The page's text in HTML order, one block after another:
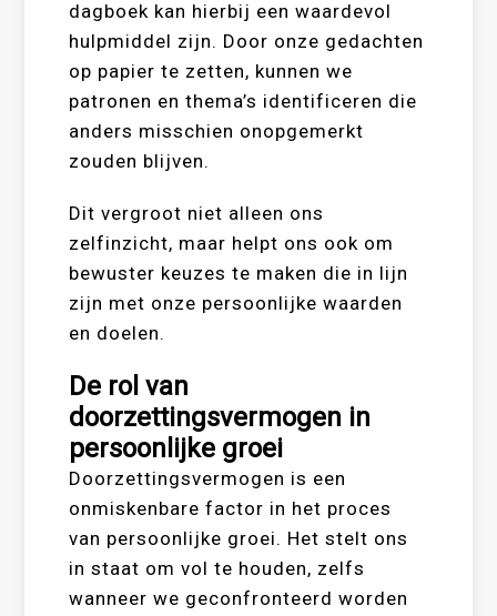
dagboek kan hierbij een waardevol
hulpmiddel zijn. Door onze gedachten
op papier te zetten, kunnen we
patronen en thema’s identificeren die
anders misschien onopgemerkt
zouden blijven.
Dit vergroot niet alleen ons
zelfinzicht, maar helpt ons ook om
bewuster keuzes te maken die in lijn
zijn met onze persoonlijke waarden
en doelen.
De rol van
doorzettingsvermogen in
persoonlijke groei
Doorzettingsvermogen is een
onmiskenbare factor in het proces
van persoonlijke groei. Het stelt ons
in staat om vol te houden, zelfs
wanneer we geconfronteerd worden